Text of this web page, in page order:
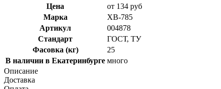
Цена
от 134 руб
Марка
ХВ-785
Артикул
004878
Стандарт
ГОСТ, ТУ
Фасовка (кг)
25
В наличии в Екатеринбурге много
Описание
Доставка